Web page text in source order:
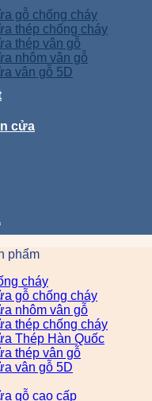
gỗ chống cháy
thép chống cháy
thép vân gỗ
nhôm vân gỗ
vân gỗ 5D
cửa
phẩm
cháy
gỗ chống cháy
nhôm vân gỗ
thép chống cháy
Thép Hàn Quốc
thép vân gỗ
vân gỗ 5D
gỗ cao cấp